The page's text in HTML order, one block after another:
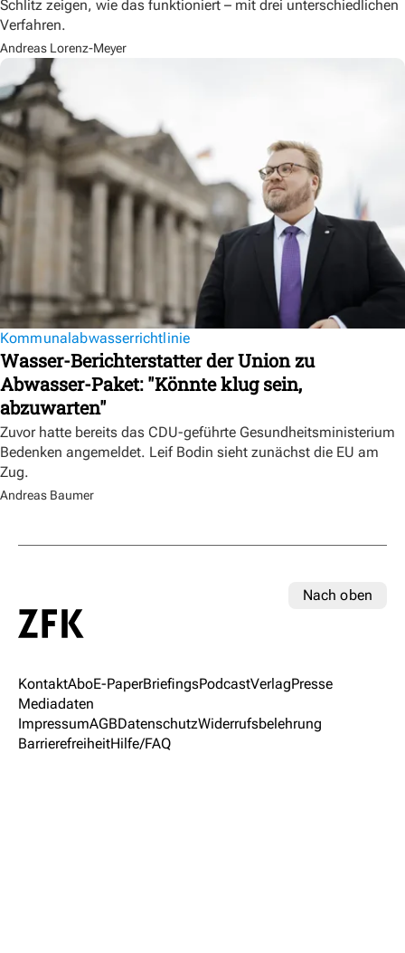
Schlitz zeigen, wie das funktioniert – mit drei unterschiedlichen
Verfahren.
Andreas Lorenz-Meyer
Kommunalabwasserrichtlinie
Wasser-Berichterstatter der Union zu
Abwasser-Paket: "Könnte klug sein,
abzuwarten"
Zuvor hatte bereits das CDU-geführte Gesundheitsministerium
Bedenken angemeldet. Leif Bodin sieht zunächst die EU am
Zug.
Andreas Baumer
Nach oben
KontaktAboE-PaperBriefingsPodcastVerlagPresse
Mediadaten
ImpressumAGBDatenschutzWiderrufsbelehrung
BarrierefreiheitHilfe/FAQ